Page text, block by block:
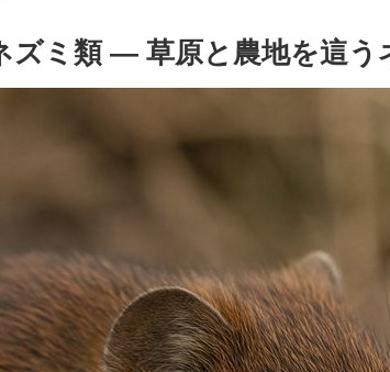
ズミ類 ― 草原と農地を這